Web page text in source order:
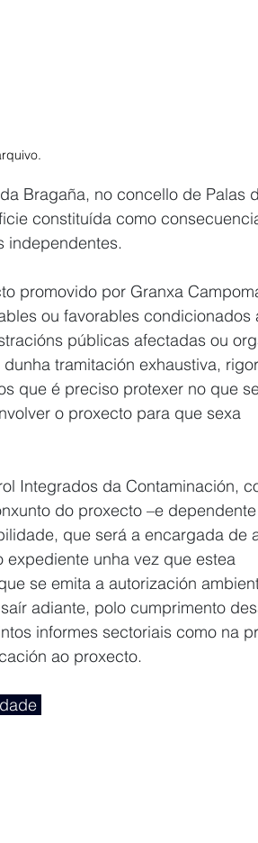
Bragaña, no concello de Palas
constituída como
independentes.
promovido por Granxa
ou favorables condicionados
públicas afectadas ou
tramitación exhaustiva,
que é preciso protexer no que
o proxecto para que sexa
Integrados da Contaminación,
do proxecto –e
que será a encargada de
unha vez que estea
se emita a autorización
adiante, polo cumprimento
informes sectoriais como na
ao proxecto.